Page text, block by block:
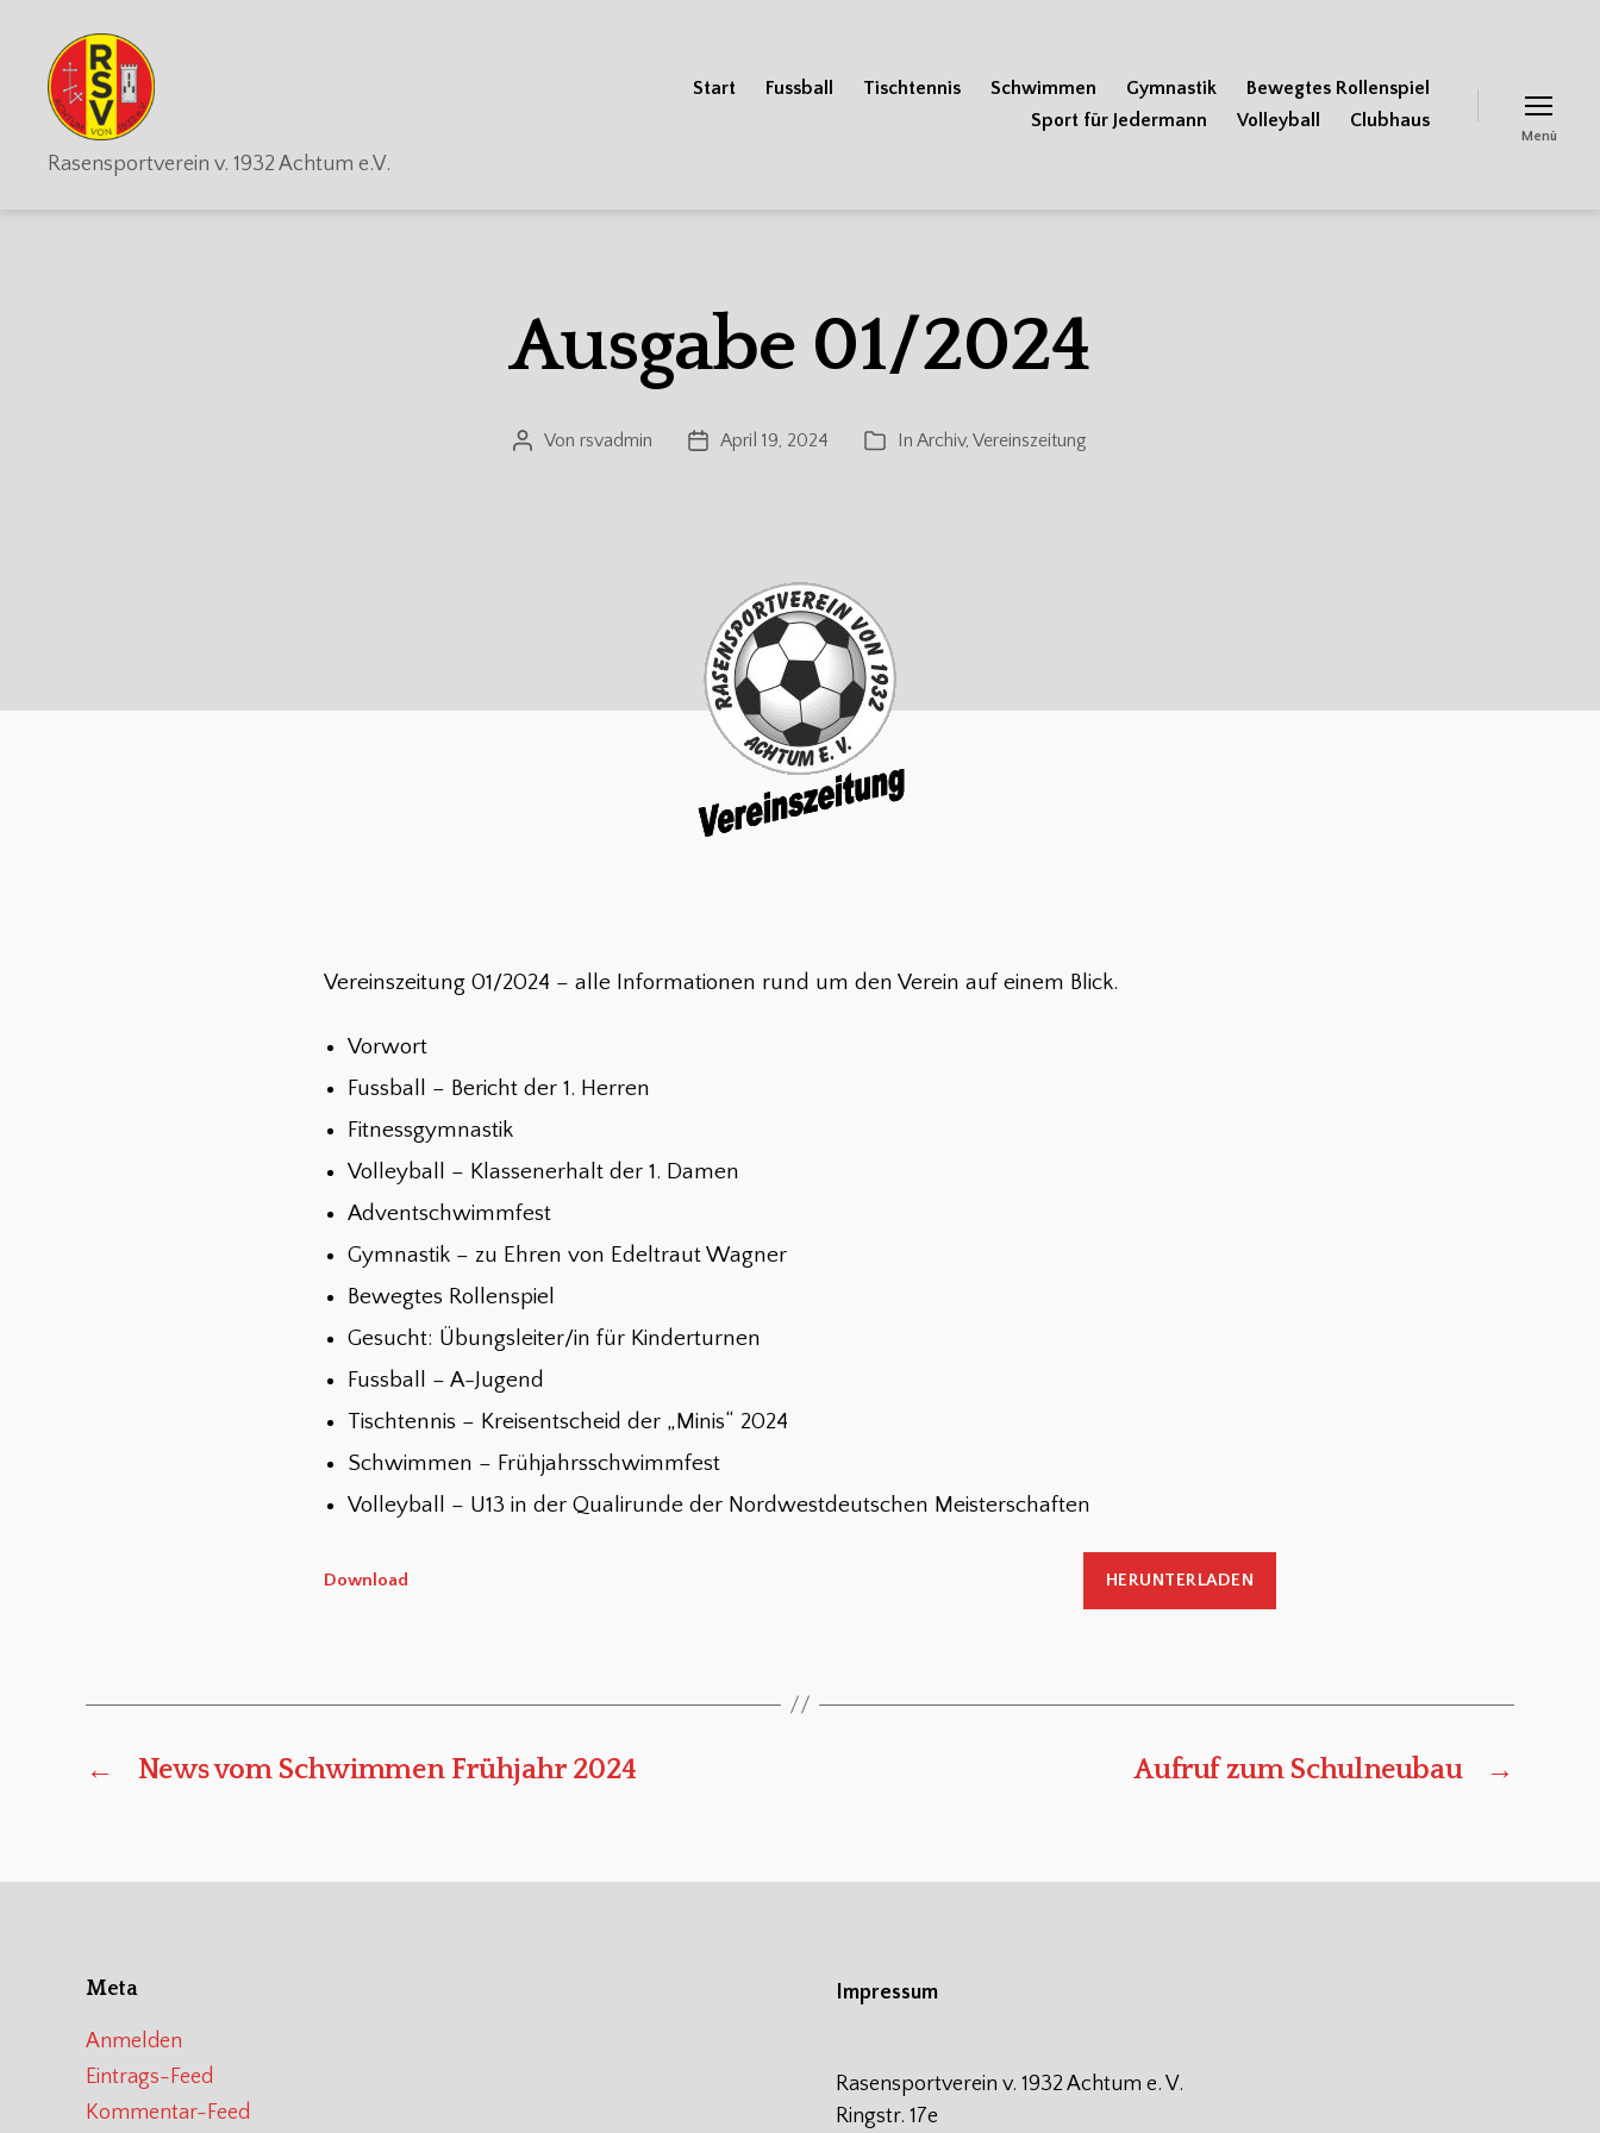
RSV
Achtum
Rasensportverein v. 1932 Achtum e.V.
Start Fussball Tischtennis Schwimmen Gymnastik
Bewegtes Rollenspiel
Sport für Jedermann
Volleyball Clubhaus
Menü
Ausgabe 01/2024
Beitragsautor
Von rsvadmin Veröffentlichungsdatum
April 19, 2024 Kategorien
In Archiv, Vereinszeitung
Vereinszeitung 01/2024 – alle Informationen rund um den Verein auf einem Blick.
Vorwort
Fussball – Bericht der 1. Herren
Fitnessgymnastik
Volleyball – Klassenerhalt der 1. Damen
Adventschwimmfest
Gymnastik – zu Ehren von Edeltraut Wagner
Bewegtes Rollenspiel
Gesucht: Übungsleiter/in für Kinderturnen
Fussball – A-Jugend
Tischtennis – Kreisentscheid der „Minis“ 2024
Schwimmen – Frühjahrsschwimmfest
Volleyball – U13 in der Qualirunde der Nordwestdeutschen Meisterschaften
Download HERUNTERLADEN
← News vom Schwimmen Frühjahr 2024 →
Aufruf zum Schulneubau
Meta
Anmelden
Eintrags-Feed
Kommentar-Feed
Impressum
Rasensportverein v. 1932 Achtum e. V.
Ringstr. 17e